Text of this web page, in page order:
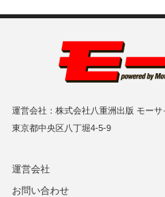
運営会社：株式会社八重洲出版 モーサ
東京都中央区八丁堀4-5-9
運営会社
お問い合わせ